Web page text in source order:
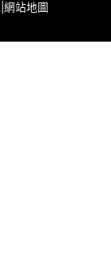
網站地圖